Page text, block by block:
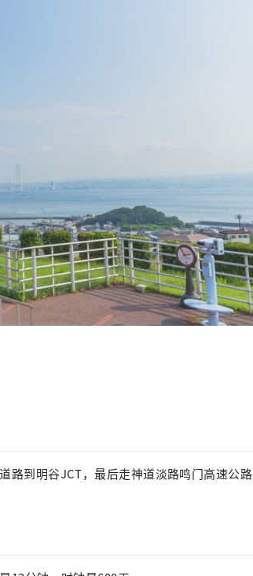
路到明谷JCT，最后走神道淡路鸣门高速公路